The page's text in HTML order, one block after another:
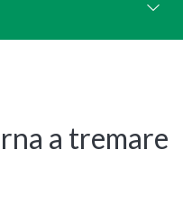
a tremare